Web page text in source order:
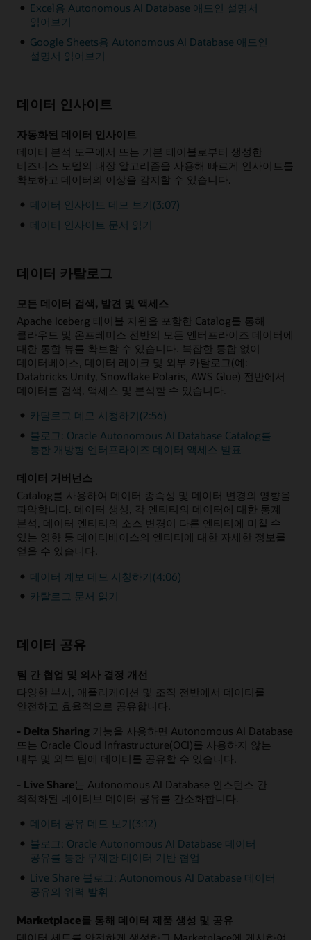
Excel용 Autonomous AI Database 애드인 설명서
읽어보기
Google Sheets용 Autonomous AI Database 애드인
설명서 읽어보기
데이터 인사이트
자동화된 데이터 인사이트
데이터 분석 도구에서 또는 기본 테이블로부터 생성한
비즈니스 모델의 내장 알고리즘을 사용해 빠르게 인사이트를
확보하고 데이터의 이상을 감지할 수 있습니다.
데이터 인사이트 데모 보기(3:07)
데이터 인사이트 문서 읽기
데이터 카탈로그
모든 데이터 검색, 발견 및 액세스
Apache Iceberg 테이블 지원을 포함한 Catalog를 통해
클라우드 및 온프레미스 전반의 모든 엔터프라이즈 데이터에
대한 통합 뷰를 확보할 수 있습니다. 복잡한 통합 없이
데이터베이스, 데이터 레이크 및 외부 카탈로그(예:
Databricks Unity, Snowflake Polaris, AWS Glue) 전반에서
데이터를 검색, 액세스 및 분석할 수 있습니다.
카탈로그 데모 시청하기(2:56)
블로그: Oracle Autonomous AI Database Catalog를
통한 개방형 엔터프라이즈 데이터 액세스 발표
데이터 거버넌스
Catalog를 사용하여 데이터 종속성 및 데이터 변경의 영향을
파악합니다. 데이터 생성, 각 엔티티의 데이터에 대한 통계
분석, 데이터 엔티티의 소스 변경이 다른 엔티티에 미칠 수
있는 영향 등 데이터베이스의 엔티티에 대한 자세한 정보를
얻을 수 있습니다.
데이터 계보 데모 시청하기(4:06)
카탈로그 문서 읽기
데이터 공유
팀 간 협업 및 의사 결정 개선
다양한 부서, 애플리케이션 및 조직 전반에서 데이터를
안전하고 효율적으로 공유합니다.
- Delta Sharing 기능을 사용하면 Autonomous AI Database
또는 Oracle Cloud Infrastructure(OCI)를 사용하지 않는
내부 및 외부 팀에 데이터를 공유할 수 있습니다.
- Live Share는 Autonomous AI Database 인스턴스 간
최적화된 네이티브 데이터 공유를 간소화합니다.
데이터 공유 데모 보기(3:12)
블로그: Oracle Autonomous AI Database 데이터
공유를 통한 무제한 데이터 기반 협업
Live Share 블로그: Autonomous AI Database 데이터
공유의 위력 발휘
Marketplace를 통해 데이터 제품 생성 및 공유